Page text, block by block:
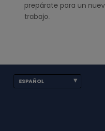
prepárate para un
trabajo.
ESPAÑOL